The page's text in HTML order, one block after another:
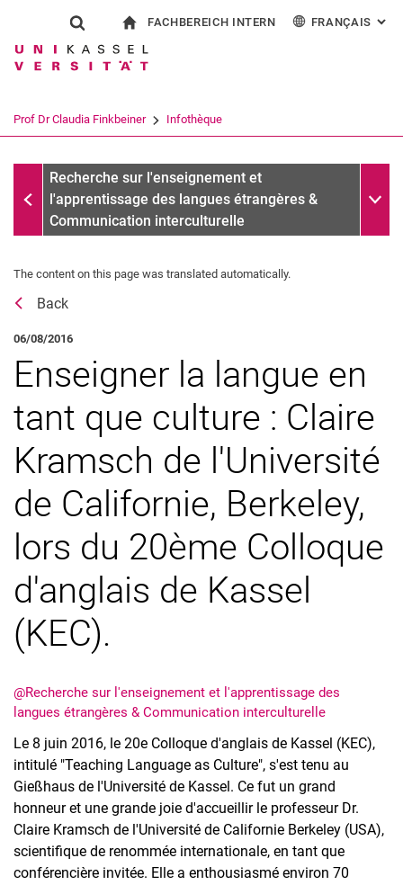
Jump directly to: content
Jump directly to: search
Jump directly to: main
Show search form
Search term
Search (opens an external link in a
FACHBEREICH INTERN FRANÇAIS :
Prof Dr Claudia Finkbeiner Infothèque
Messages d'archives
Recherche sur l'enseignement et
l'apprentissage des langues étrangères &
Communication interculturelle
Récompenses
Vita
Affiliations, comités & Activités externes des commissions
Travaux supervisés
Universités partenaires
Clips vidéo
The content on this page was translated automatically.
Back
06/08/2016
Enseigner la langue en
tant que culture : Claire
Kramsch de l'Université
de Californie, Berkeley,
lors du 20ème Colloque
d'anglais de Kassel
(KEC).
@Recherche sur l'enseignement et l'apprentissage des
langues étrangères & Communication interculturelle
Le 8 juin 2016, le 20e Colloque d'anglais de Kassel (KEC),
intitulé "Teaching Language as Culture", s'est tenu au
Gießhaus de l'Université de Kassel. Ce fut un grand
honneur et une grande joie d'accueillir le professeur Dr.
Claire Kramsch de l'Université de Californie Berkeley (USA),
scientifique de renommée internationale, en tant que
conférencière invitée. Elle a enthousiasmé environ 70